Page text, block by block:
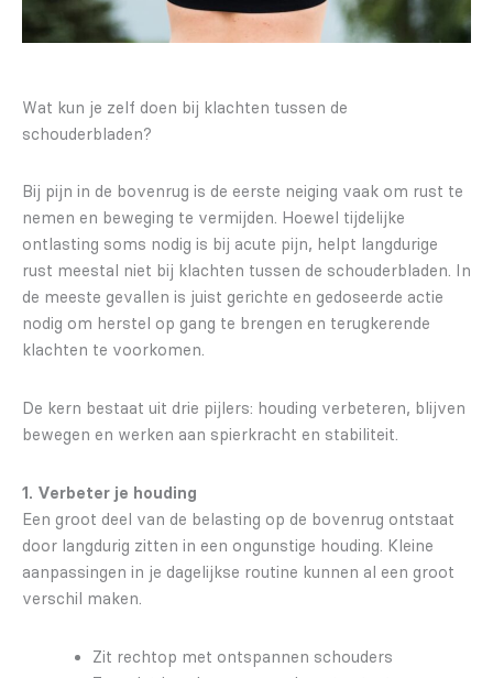
Wat kun je zelf doen bij klachten tussen de
schouderbladen?
Bij pijn in de bovenrug is de eerste neiging vaak om rust te
nemen en beweging te vermijden. Hoewel tijdelijke
ontlasting soms nodig is bij acute pijn, helpt langdurige
rust meestal niet bij klachten tussen de schouderbladen. In
de meeste gevallen is juist gerichte en gedoseerde actie
nodig om herstel op gang te brengen en terugkerende
klachten te voorkomen.
De kern bestaat uit drie pijlers: houding verbeteren, blijven
bewegen en werken aan spierkracht en stabiliteit.
1. Verbeter je houding
Een groot deel van de belasting op de bovenrug ontstaat
door langdurig zitten in een ongunstige houding. Kleine
aanpassingen in je dagelijkse routine kunnen al een groot
verschil maken.
Zit rechtop met ontspannen schouders